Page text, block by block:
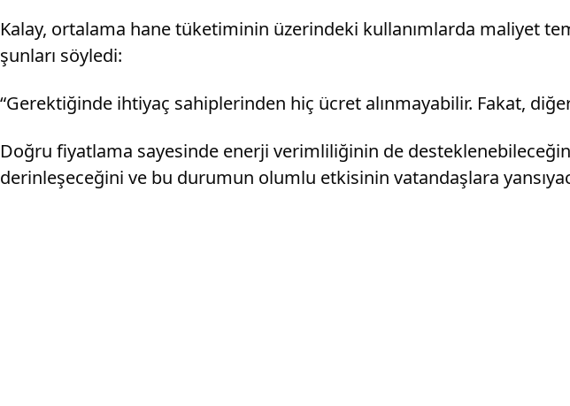
Kalay, ortalama hane tüketiminin üzerindeki kullanımlarda maliyet
şunları söyledi:
“Gerektiğinde ihtiyaç sahiplerinden hiç ücret alınmayabilir. Fakat,
Doğru fiyatlama sayesinde enerji verimliliğinin de
derinleşeceğini ve bu durumun olumlu etkisinin vatandaşlara